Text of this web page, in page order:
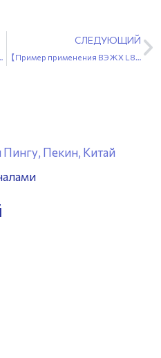
абсорбции пламени)
СЛЕДУЮЩИЙ
【Пример применения ВЭЖХ L820】Определение лигустилида в корневище чуаньсюн в соответствии с Китайской фармакопеей 2025 года
Пекин, Китай